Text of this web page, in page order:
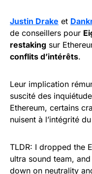
Justin Drake et
de conseillers pour
restaking sur
conflits d’intérêts.
Leur implication
suscité des
Ethereum, certains
nuisent à l’intégrité
TLDR: I dropped the
ultra sound team,
down on neutrality